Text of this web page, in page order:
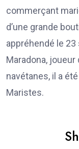
commerçant
d’une grande
appréhendé le
Maradona,
navétanes, il a
Maristes.